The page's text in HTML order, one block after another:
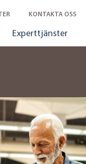
KONTAKTA OSS
Experttjänster